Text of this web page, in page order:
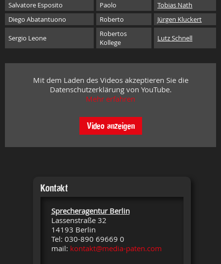
Salvatore Esposito
Paolo
Tobias Nath
Diego Abatantuono
Roberto Jürgen Kluckert
Sergio Leone
Robertos
Kollege
Lutz Schnell
Mit dem Laden des Videos akzeptieren Sie die
Datenschutzerklärung von YouTube.
Mehr erfahren
Video anzeigen
Kontakt
Sprecheragentur Berlin
Lassenstraße 32
14193 Berlin
Tel: 030-890 69669 0
mail: kontakt@media-paten.com